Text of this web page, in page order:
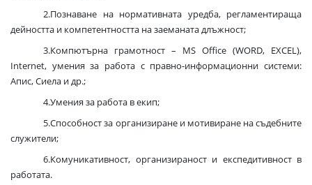
2.Познаване на нормативната уредба, регламентираща
дейността и компетентността на заеманата длъжност;
3.Компютърна грамотност – MS Office (WORD, EXCEL),
Internet, умения за работа с правно-информационни системи:
Апис, Сиела и др.;
4.Умения за работа в екип;
5.Способност за организиране и мотивиране на съдебните
служители;
6.Комуникативност, организираност и експедитивност в
работата.